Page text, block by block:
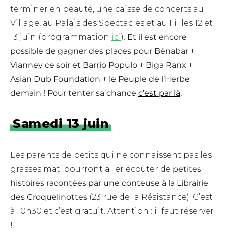
terminer en beauté, une caisse de concerts au
Village, au Palais des Spectacles et au Fil les 12 et
13 juin (programmation ici). Et il est encore
possible de gagner des places pour Bénabar +
Vianney ce soir et Barrio Populo + Biga Ranx +
Asian Dub Foundation + le Peuple de l’Herbe
demain ! Pour tenter sa chance c’est par là.
Samedi 13 juin
Les parents de petits qui ne connaissent pas les
grasses mat’ pourront aller écouter de petites
histoires racontées par une conteuse à la Librairie
des Croquelinottes (23 rue de la Résistance). C’est
à 10h30 et c’est gratuit. Attention : il faut réserver
!